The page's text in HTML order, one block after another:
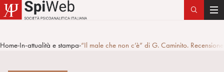
T
g
Home>In-attualità e stampa>“Il male che non c’è” di G. Caminito.